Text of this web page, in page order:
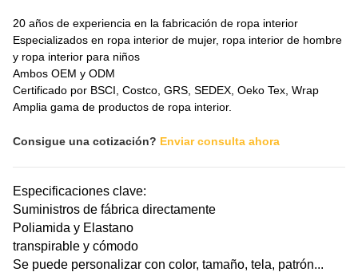
20 años de experiencia en la fabricación de ropa interior
Especializados en ropa interior de mujer, ropa interior de hombre
y ropa interior para niños
Ambos OEM y ODM
Certificado por BSCI, Costco, GRS, SEDEX, Oeko Tex, Wrap
Amplia gama de productos de ropa interior.
Consigue una cotización? Enviar consulta ahora
Especificaciones clave:
Suministros de fábrica directamente
Poliamida y Elastano
transpirable y cómodo
Se puede personalizar con color, tamaño, tela, patrón...